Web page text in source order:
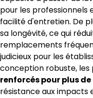
pour les
facilité d'entretien. De
sa longévité, ce qui
remplacements
judicieux pour les
conception robuste, les
renforcés pour plus
résistance aux impacts